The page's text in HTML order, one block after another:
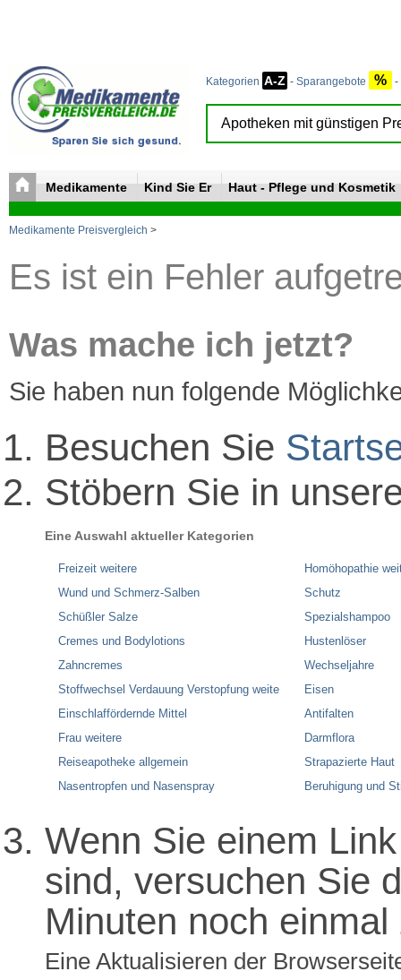
Kategorien A-Z - Sparangebote % -
Medikamente Kind Sie Er Haut - Pflege und Kosmetik
Medikamente Preisvergleich >
Es ist ein Fehler
Was mache ich jetzt?
Sie haben nun folgende
Besuchen Sie
Stöbern Sie in
Eine Auswahl aktueller Kategorien
Freizeit weitere
Wund und Schmerz-Salben
Schüßler Salze
Cremes und Bodylotions
Zahncremes
Stoffwechsel Verdauung Verstopfung weite
Einschlaffördernde Mittel
Frau weitere
Reiseapotheke allgemein
Nasentropfen und Nasenspray
Homöhopathie
Schutz
Spezialshampoo
Hustenlöser
Wechseljahre
Eisen
Antifalten
Darmflora
Strapazierte Haut
Beruhigung und
Wenn Sie einem
sind, versuchen Sie
Minuten noch
Eine Aktualisieren der